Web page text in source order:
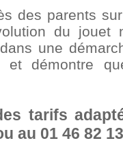
des parents
du jouet
une
et démontre
tarifs
au 01 46 82